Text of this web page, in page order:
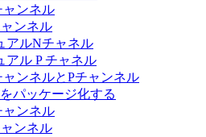
ャンネル
ンネル
アルNチャネル
アル P チャネル
ャンネルとPチャンネル
パッケージ化する
ャンネル
ンネル